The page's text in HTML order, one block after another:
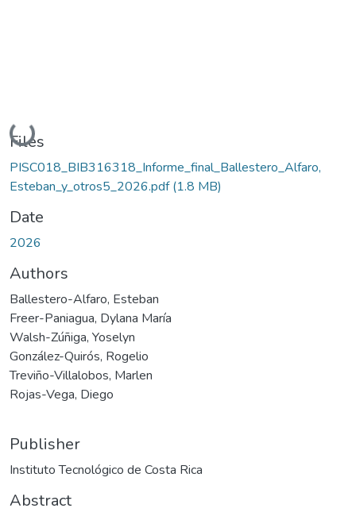
Loading...
Files
PISC018_BIB316318_Informe_final_Ballestero_Alfaro,
Esteban_y_otros5_2026.pdf(1.8 MB)
Date
2026
Authors
Ballestero-Alfaro, Esteban
Freer-Paniagua, Dylana María
Walsh-Zúñiga, Yoselyn
González-Quirós, Rogelio
Treviño-Villalobos, Marlen
Rojas-Vega, Diego
Publisher
Instituto Tecnológico de Costa Rica
Abstract